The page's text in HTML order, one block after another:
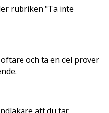
rubriken "Ta inte
och ta en del prover
att du tar